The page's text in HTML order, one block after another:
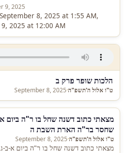
9, 2025
8, 2025 at 1:55 AM,
2025 at 12:00 AM
הלכות שופר פרק ב
ט"ו אלול ה'תשפ"ה·
September 8, 2025
מצאתי כתוב דשנה שחל בו ר"ה ביום א-
שחסר בר"ה הארת השבת ה
ט"ו אלול ה'תשפ"ה·
September 8, 2025
מצאתי כתוב דשנה שחל בו ר"ה ביום א-ב-ג